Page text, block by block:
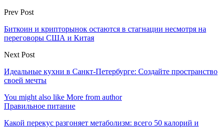
Prev Post
Биткоин и крипторынок остаются в стагнации несмотря на
переговоры США и Китая
Next Post
Идеальные кухни в Санкт-Петербурге: Создайте пространство
своей мечты
You might also like More from author
Правильное питание
Какой перекус разгоняет метаболизм: всего 50 калорий и